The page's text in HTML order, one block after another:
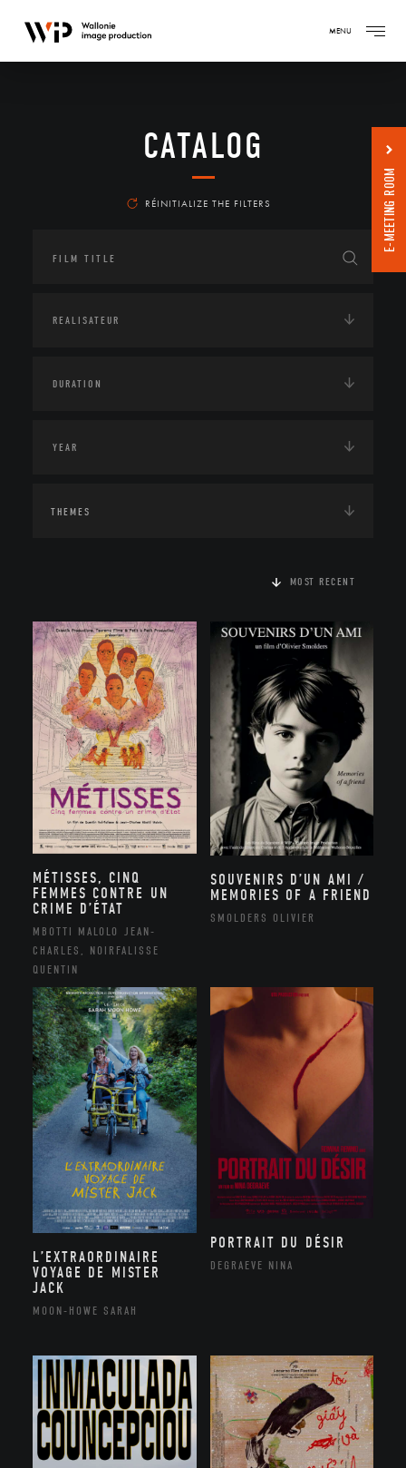
MENU
CATALOG
RÉINITIALIZE THE FILTERS
THEMES
MOST RECENT
MÉTISSES, CINQ
FEMMES CONTRE UN
CRIME D’ÉTAT
MBOTTI MALOLO JEAN-
CHARLES, NOIRFALISSE
QUENTIN
SOUVENIRS D’UN AMI /
MEMORIES OF A FRIEND
SMOLDERS OLIVIER
L’EXTRAORDINAIRE
VOYAGE DE MISTER
JACK
MOON-HOWE SARAH
PORTRAIT DU DÉSIR
DEGRAEVE NINA
E-MEETING ROOM